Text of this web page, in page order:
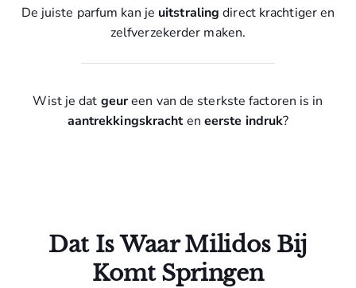
De juiste parfum kan je uitstralingdirect krachtiger en
zelfverzekerder maken.
Wist je dat geureen van de sterkste factoren is in
aantrekkingskrachten eerste indruk?
Dat Is Waar Milidos Bij
Komt Springen